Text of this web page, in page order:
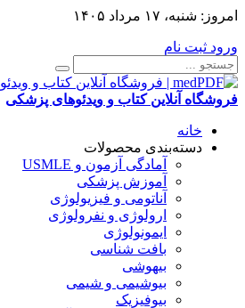
امروز: شنبه، ۱۷ مرداد ۱۴۰۵
ورود ثبت نام
فروشگاه آنلاین کتاب و ویدئوهای پزشکی
خانه
دسته‌بندی محصولات
آمادگی آزمون و USMLE
آموزش پزشکی
آناتومی و فیزیولوژی
ارولوژی و نفرولوژی
ایمونولوژی
بافت شناسی
بیهوشی
بیوشیمی و شیمی
بیوفیزیک